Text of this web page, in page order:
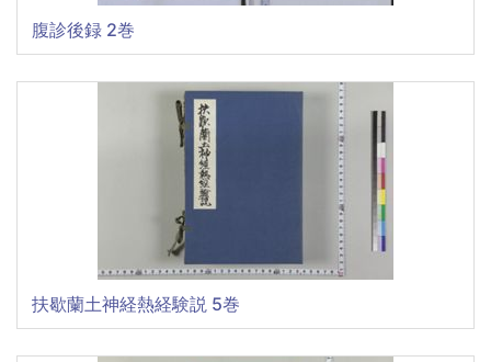
腹診後録 2巻
扶歇蘭土神経熱経験説 5巻